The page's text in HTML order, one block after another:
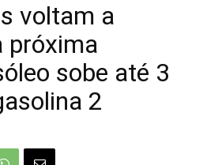
voltam a
próxima
sobe até 3
2